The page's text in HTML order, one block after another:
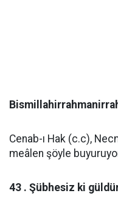
Cenab-ı Hak (c.c),
meâlen şöyle
43 . Şübhesiz ki